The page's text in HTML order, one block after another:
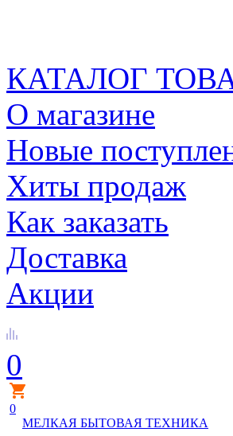
КАТАЛОГ
О магазине
Новые
Хиты продаж
Как заказать
Доставка
Акции
0
0
МЕЛКАЯ БЫТОВАЯ ТЕХНИКА